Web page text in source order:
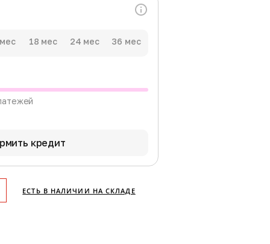
18 мес 24 мес 36 мес
кредит
ЕСТЬ В НАЛИЧИИ НА СКЛАДЕ